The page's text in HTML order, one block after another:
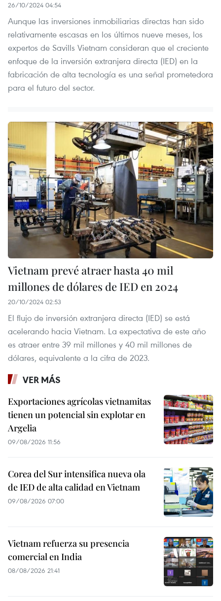
26/10/2024 04:54
Aunque las inversiones inmobiliarias directas han sido
relativamente escasas en los últimos nueve meses, los
expertos de Savills Vietnam consideran que el creciente
enfoque de la inversión extranjera directa (IED) en la
fabricación de alta tecnología es una señal prometedora
para el futuro del sector.
Vietnam prevé atraer hasta 40 mil
millones de dólares de IED en 2024
20/10/2024 02:53
El flujo de inversión extranjera directa (IED) se está
acelerando hacia Vietnam. La expectativa de este año
es atraer entre 39 mil millones y 40 mil millones de
dólares, equivalente a la cifra de 2023.
VER MÁS
Exportaciones agrícolas vietnamitas
tienen un potencial sin explotar en
Argelia
09/08/2026 11:56
Corea del Sur intensifica nueva ola
de IED de alta calidad en Vietnam
09/08/2026 07:00
Vietnam refuerza su presencia
comercial en India
08/08/2026 21:41